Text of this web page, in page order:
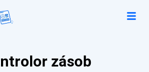
zásob